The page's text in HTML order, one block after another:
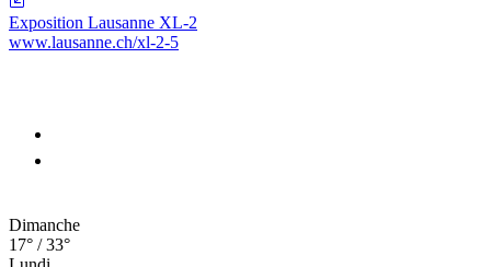
Exposition Lausanne XL-2
www.lausanne.ch/xl-2-5
Dimanche
17° / 33°